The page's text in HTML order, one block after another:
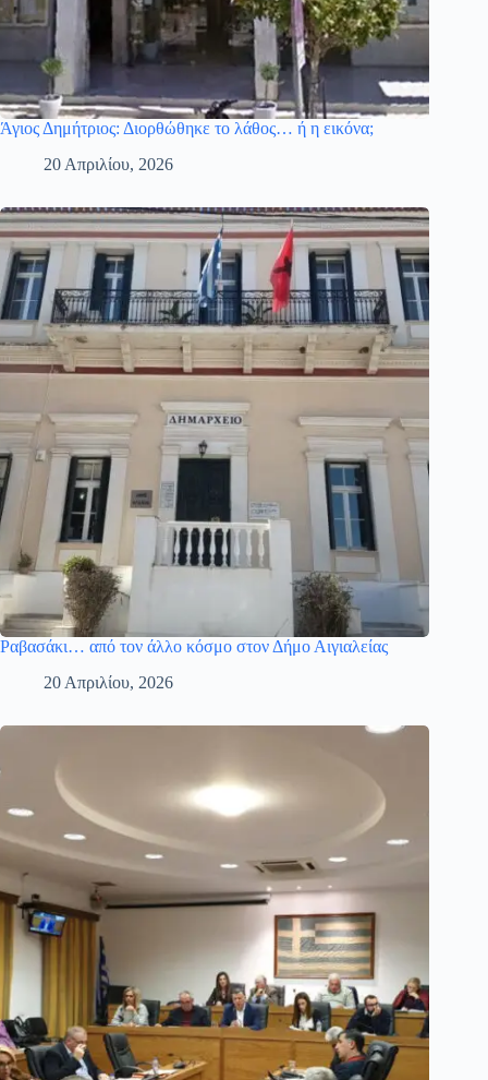
Άγιος Δημήτριος: Διορθώθηκε το λάθος… ή η εικόνα;
20 Απριλίου, 2026
Ραβασάκι… από τον άλλο κόσμο στον Δήμο Αιγιαλείας
20 Απριλίου, 2026